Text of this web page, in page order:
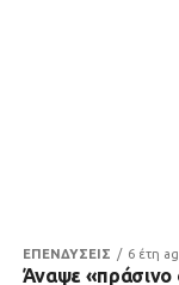
ΕΠΕΝΔΥΣΕΙΣ 6 έτη
Άναψε «πράσινο